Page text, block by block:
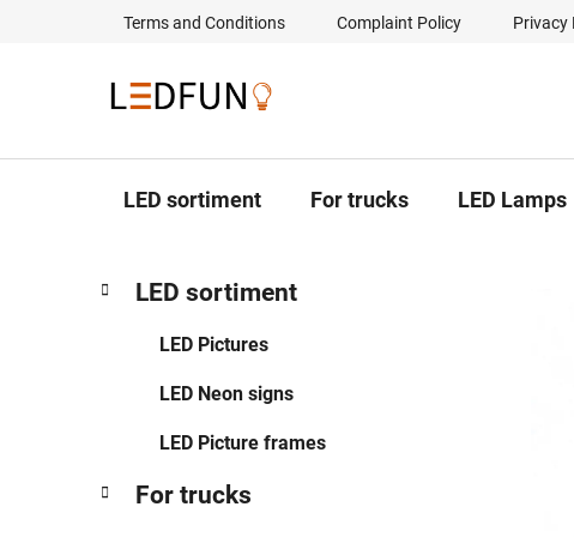
Terms and Conditions Complaint Policy Privacy
LED sortiment For trucks LED Lamps
S
categories
a
e
LED sortiment
LED Pictures
LED Neon signs
LED Picture frames
For trucks